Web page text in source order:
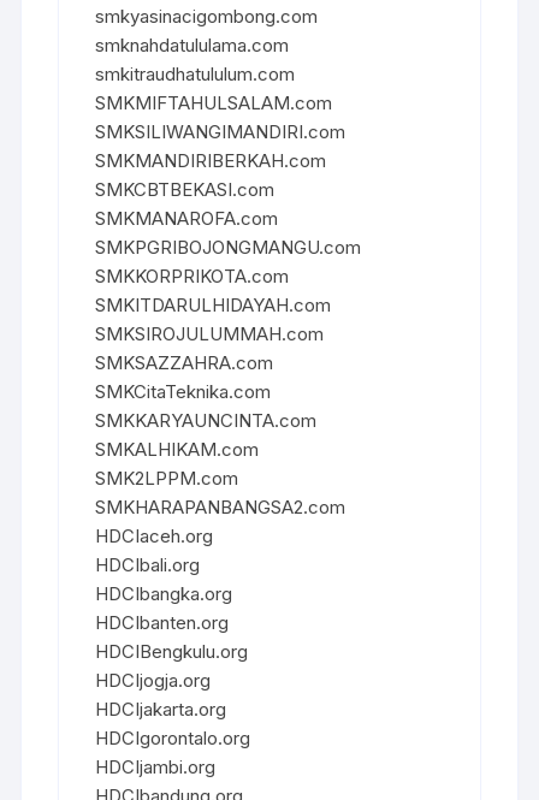
smkyasinacigombong.com
smknahdatululama.com
smkitraudhatululum.com
SMKMIFTAHULSALAM.com
SMKSILIWANGIMANDIRI.com
SMKMANDIRIBERKAH.com
SMKCBTBEKASI.com
SMKMANAROFA.com
SMKPGRIBOJONGMANGU.com
SMKKORPRIKOTA.com
SMKITDARULHIDAYAH.com
SMKSIROJULUMMAH.com
SMKSAZZAHRA.com
SMKCitaTeknika.com
SMKKARYAUNCINTA.com
SMKALHIKAM.com
SMK2LPPM.com
SMKHARAPANBANGSA2.com
HDCIaceh.org
HDCIbali.org
HDCIbangka.org
HDCIbanten.org
HDCIBengkulu.org
HDCIjogja.org
HDCIjakarta.org
HDCIgorontalo.org
HDCIjambi.org